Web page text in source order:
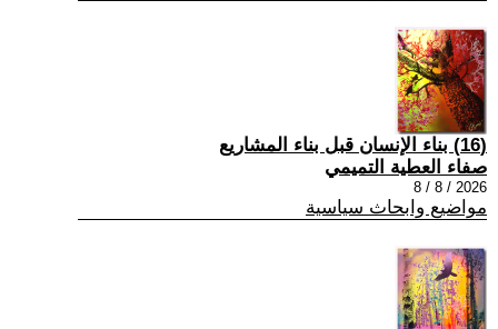
(16) بناء الإنسان قبل بناء المشاريع
صفاء العطية التميمي
2026 / 8 / 8
مواضيع وابحاث سياسية